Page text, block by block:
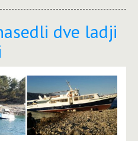
dve ladji